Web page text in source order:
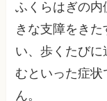
ふくらはぎの
きな支障をき
い、歩くたび
むといった症
ん。